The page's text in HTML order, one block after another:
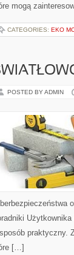
mogą
CATEGORIES: EKO
POSTED BY ADMIN
praktyczny.
[…]